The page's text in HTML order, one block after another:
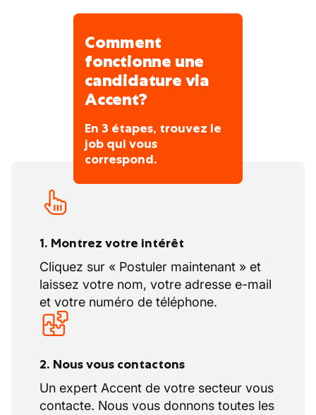
Comment
fonctionne une
candidature via
Accent?
En 3 étapes, trouvez le
job qui vous
correspond.
1. Montrez votre intérêt
Cliquez sur « Postuler maintenant » et
laissez votre nom, votre adresse e-mail
et votre numéro de téléphone.
2. Nous vous contactons
Un expert Accent de votre secteur vous
contacte. Nous vous donnons toutes les